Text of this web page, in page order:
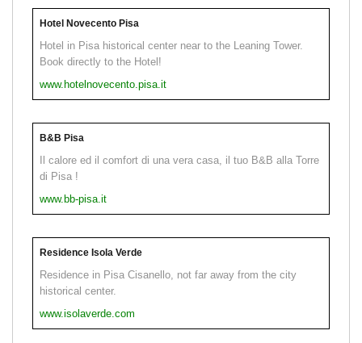
Hotel Novecento Pisa
Hotel in Pisa historical center near to the Leaning Tower.
Book directly to the Hotel!
www.hotelnovecento.pisa.it
B&B Pisa
Il calore ed il comfort di una vera casa, il tuo B&B alla Torre
di Pisa !
www.bb-pisa.it
Residence Isola Verde
Residence in Pisa Cisanello, not far away from the city
historical center.
www.isolaverde.com